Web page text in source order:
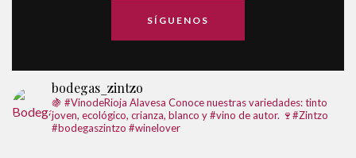
SÍGUENOS
bodegas_zintzo
🍇 #VinodeRioja Alavesa Conoce nuestras variedades: tinto
joven, ecológico, crianza, blanco y #vino de autor. 🍷#Zintzo
#bodegaszintzo #winelover